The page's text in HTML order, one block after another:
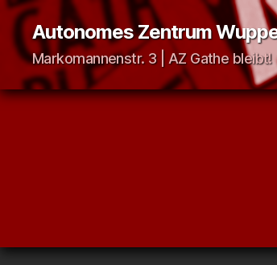
Autonomes Zentrum
Markomannenstr. 3 | AZ Gathe bleibt!